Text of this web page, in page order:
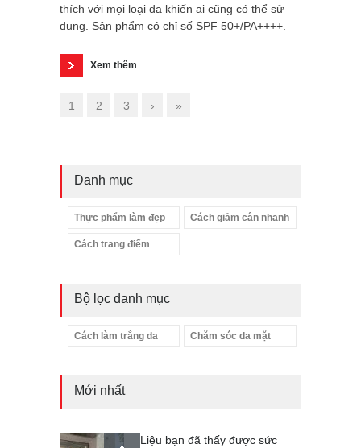
thích với mọi loại da khiến ai cũng có thể sử
dụng. Sản phẩm có chỉ số SPF 50+/PA++++.
Xem thêm
1 2 3 › »
Danh mục
Thực phẩm làm đẹp Cách giảm cân nhanh
Cách trang điểm
Bộ lọc danh mục
Cách làm trắng da Chăm sóc da mặt
Mới nhất